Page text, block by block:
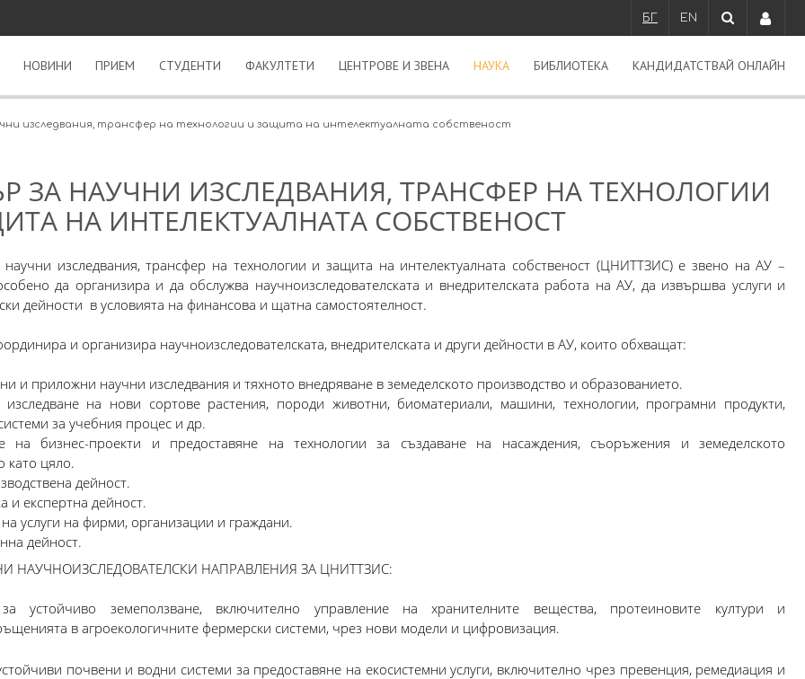
БГ EN
НОВИНИ ПРИЕМ СТУДЕНТИ ФАКУЛТЕТИ ЦЕНТРОВЕ И ЗВЕНА НАУКА БИБЛИОТЕКА КАНДИДАТСТВАЙ ОНЛАЙН
изследвания, трансфер на технологии и защита на интелектуалната собственост
ЗА НАУЧНИ ИЗСЛЕДВАНИЯ, ТРАНСФЕР НА ТЕХНОЛОГИИ
НА ИНТЕЛЕКТУАЛНАТА СОБСТВЕНОСТ
изследвания, трансфер на технологии и защита на интелектуалната собственост (ЦНИТТЗИС) е звено на АУ –
да организира и да обслужва научноизследователската и внедрителската работа на АУ, да извършва услуги и
дейности в условията на финансова и щатна самостоятелност.
и организира научноизследователската, внедрителската и други дейности в АУ, които обхващат:
и приложни научни изследвания и тяхното внедряване в земеделското производство и образованието.
изследване на нови сортове растения, породи животни, биоматериали, машини, технологии, програмни продукти,
за учебния процес и др.
на бизнес-проекти и предоставяне на технологии за създаване на насаждения, съоръжения и земеделското
като цяло.
дейност.
и експертна дейност.
услуги на фирми, организации и граждани.
дейност.
НАУЧНОИЗСЛЕДОВАТЕЛСКИ НАПРАВЛЕНИЯ ЗА ЦНИТТЗИС:
устойчиво земеползване, включително управление на хранителните вещества, протеиновите култури и
в агроекологичните фермерски системи, чрез нови модели и цифровизация.
почвени и водни системи за предоставяне на екосистемни услуги, включително чрез превенция, ремедиация и